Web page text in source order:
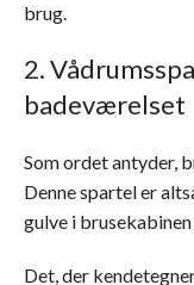
brug.
2.
badeværelset
Som ordet antyder,
Denne spartel er
gulve i
Det, der